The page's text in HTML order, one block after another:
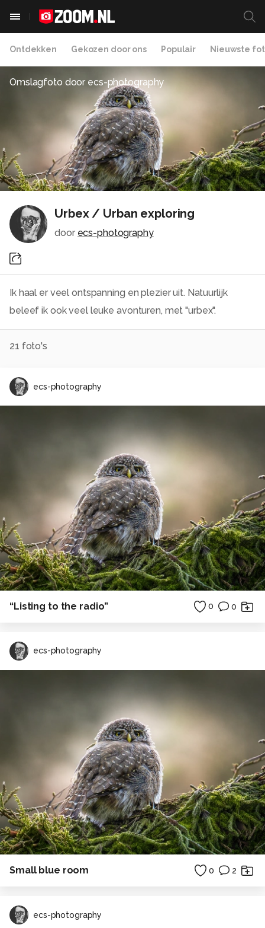
Ontdekken Gekozen door ons Populair Nieuwste
Omslagfoto door ecs-photography
Urbex / Urban exploring
door ecs-photography
Ik haal er veel ontspanning en plezier uit. Natuurlijk
beleef ik ook veel leuke avonturen, met "urbex".
21 foto's
ecs-photography
“Listing to the radio” 0 0
ecs-photography
Small blue room 0 2
ecs-photography